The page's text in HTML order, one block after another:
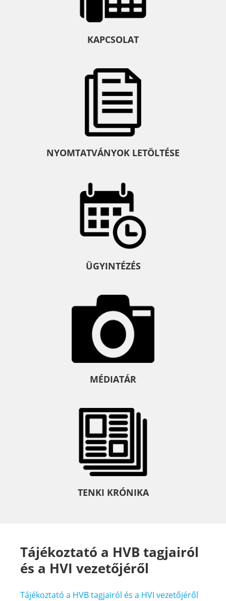
KAPCSOLAT
NYOMTATVÁNYOK LETÖLTÉSE
ÜGYINTÉZÉS
MÉDIATÁR
TENKI KRÓNIKA
Tájékoztató a HVB tagjairól
és a HVI vezetőjéről
Tájékoztató a HVB tagjairól és a HVI vezetőjéről